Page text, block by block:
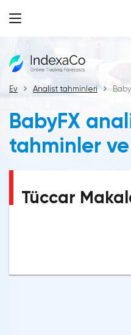
Ev Analist tahminleri
BabyFX
tahminler
Tüccar